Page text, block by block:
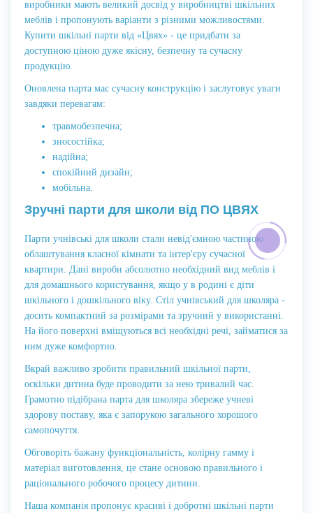
виробники мають великий досвід у виробництві шкільних
меблів і пропонують варіанти з різними можливостями.
Купити шкільні парти від «Цвях» - це придбати за
доступною ціною дуже якісну, безпечну та сучасну
продукцію.
Оновлена парта має сучасну конструкцію і заслуговує уваги
завдяки перевагам:
травмобезпечна;
зносостійка;
надійна;
спокійний дизайн;
мобільна.
Зручні парти для школи від ПО ЦВЯХ
Парти учнівські для школи стали невід'ємною частиною
облаштування класної кімнати та інтер'єру сучасної
квартири. Дані вироби абсолютно необхідний вид меблів і
для домашнього користування, якщо у в родині є діти
шкільного і дошкільного віку. Стіл учнівський для школяра -
досить компактний за розмірами та зручний у використанні.
На його поверхні вміщуються всі необхідні речі, займатися за
ним дуже комфортно.
Вкрай важливо зробити правильний шкільної парти,
оскільки дитина буде проводити за нею тривалий час.
Грамотно підібрана парта для школяра збереже учневі
здорову поставу, яка є запорукою загального хорошого
самопочуття.
Обговоріть бажану функціональність, колірну гамму і
матеріал виготовлення, це стане основою правильного і
раціонального робочого процесу дитини.
Наша компанія пропонує красиві і добротні шкільні парти